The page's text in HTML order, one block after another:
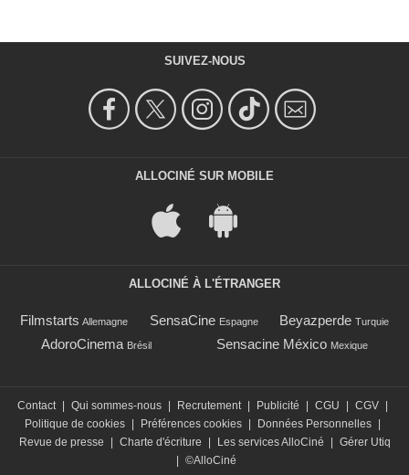
SUIVEZ-NOUS
ALLOCINÉ SUR MOBILE
ALLOCINÉ À L'ÉTRANGER
Filmstarts Allemagne SensaCine Espagne Beyazperde Turquie
AdoroCinema Brésil Sensacine México Mexique
Contact | Qui sommes-nous | Recrutement | Publicité | CGU | CGV |
Politique de cookies | Préférences cookies | Données Personnelles |
Revue de presse
| Charte d'écriture | Les services AlloCiné | Gérer Utiq
| ©AlloCiné